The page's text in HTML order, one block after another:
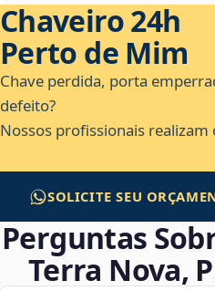
Chaveiro 24h
Perto de Mim
Chave perdida, porta
defeito?
Nossos profissionais
SOLICITE SEU
Perguntas
Terra Nova,